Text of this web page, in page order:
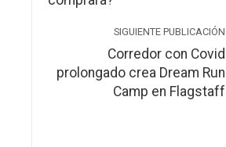
SIGUIENTE PUBLICACIÓN
Corredor con Covid
prolongado crea Dream Run
Camp en Flagstaff